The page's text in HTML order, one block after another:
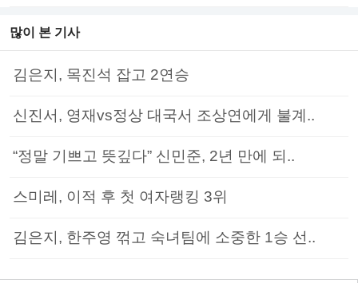
많이 본 기사
김은지, 목진석 잡고 2연승
신진서, 영재vs정상 대국서 조상연에게 불계..
“정말 기쁘고 뜻깊다” 신민준, 2년 만에 되..
스미레, 이적 후 첫 여자랭킹 3위
김은지, 한주영 꺾고 숙녀팀에 소중한 1승 선..